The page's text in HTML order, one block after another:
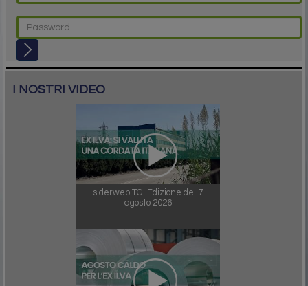
I NOSTRI VIDEO
siderweb TG. Edizione del 7
agosto 2026